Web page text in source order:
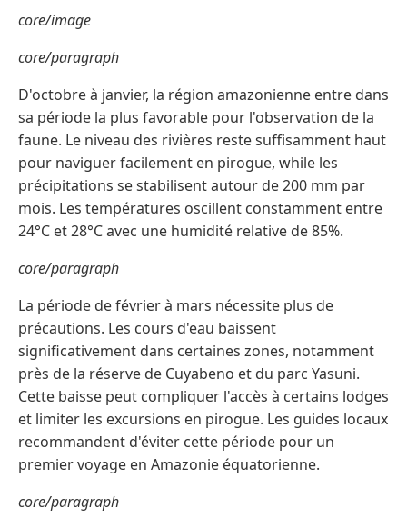
core/image
core/paragraph
D'octobre à janvier, la région amazonienne entre dans
sa période la plus favorable pour l'observation de la
faune. Le niveau des rivières reste suffisamment haut
pour naviguer facilement en pirogue, while les
précipitations se stabilisent autour de 200 mm par
mois. Les températures oscillent constamment entre
24°C et 28°C avec une humidité relative de 85%.
core/paragraph
La période de février à mars nécessite plus de
précautions. Les cours d'eau baissent
significativement dans certaines zones, notamment
près de la réserve de Cuyabeno et du parc Yasuni.
Cette baisse peut compliquer l'accès à certains lodges
et limiter les excursions en pirogue. Les guides locaux
recommandent d'éviter cette période pour un
premier voyage en Amazonie équatorienne.
core/paragraph